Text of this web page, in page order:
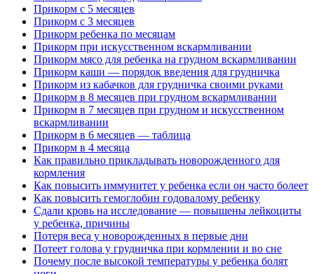
Прикорм с 5 месяцев
Прикорм с 3 месяцев
Прикорм ребенка по месяцам
Прикорм при искусственном вскармливании
Прикорм мясо для ребенка на грудном вскармливании
Прикорм каши — порядок введения для грудничка
Прикорм из кабачков для грудничка своими руками
Прикорм в 8 месяцев при грудном вскармливании
Прикорм в 7 месяцев при грудном и искусственном
вскармливании
Прикорм в 6 месяцев — таблица
Прикорм в 4 месяца
Как правильно прикладывать новорожденного для
кормления
Как повысить иммунитет у ребенка если он часто болеет
Как повысить гемоглобин годовалому ребенку
Сдали кровь на исследование — повышены лейкоциты
у ребенка, причины
Потеря веса у новорожденных в первые дни
Потеет голова у грудничка при кормлении и во сне
Почему после высокой температуры у ребенка болят